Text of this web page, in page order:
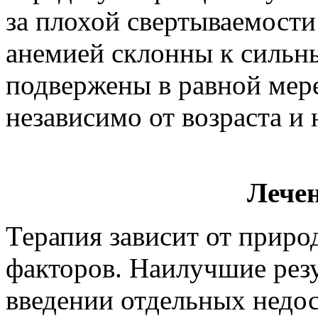
за плохой
анемией склонны к
подвержены в равной
независимо от возраста
Терапия зависит от
факторов. Наилучшие
введении отдельных